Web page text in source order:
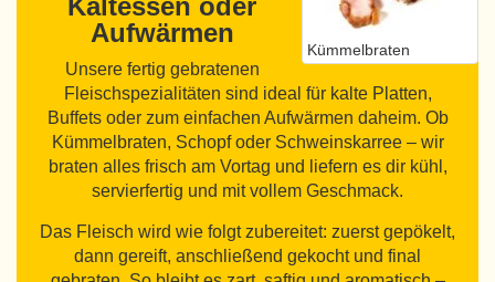
Kümmelbraten
Kaltessen oder
Aufwärmen
Unsere fertig gebratenen
Fleischspezialitäten sind ideal für kalte Platten,
Buffets oder zum einfachen Aufwärmen daheim. Ob
Kümmelbraten, Schopf oder Schweinskarree – wir
braten alles frisch am Vortag und liefern es dir kühl,
servierfertig und mit vollem Geschmack.
Das Fleisch wird wie folgt zubereitet: zuerst gepökelt,
dann gereift, anschließend gekocht und final